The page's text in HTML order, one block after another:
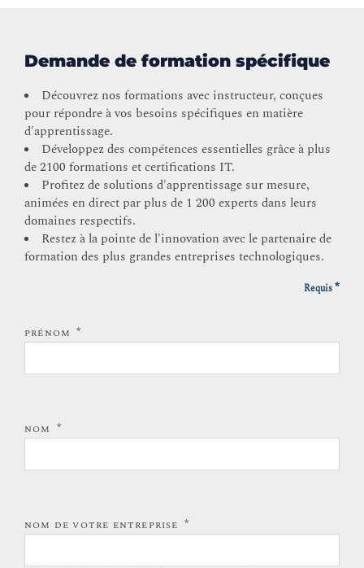
Demande de formation spécifique
Découvrez nos formations avec instructeur, conçues
pour répondre à vos besoins spécifiques en matière
d'apprentissage.
Développez des compétences essentielles grâce à plus
de 2100 formations et certifications IT.
Profitez de solutions d'apprentissage sur mesure,
animées en direct par plus de 1 200 experts dans leurs
domaines respectifs.
Restez à la pointe de l'innovation avec le partenaire de
formation des plus grandes entreprises technologiques.
Requis*
PRÉNOM *
NOM *
NOM DE VOTRE ENTREPRISE *